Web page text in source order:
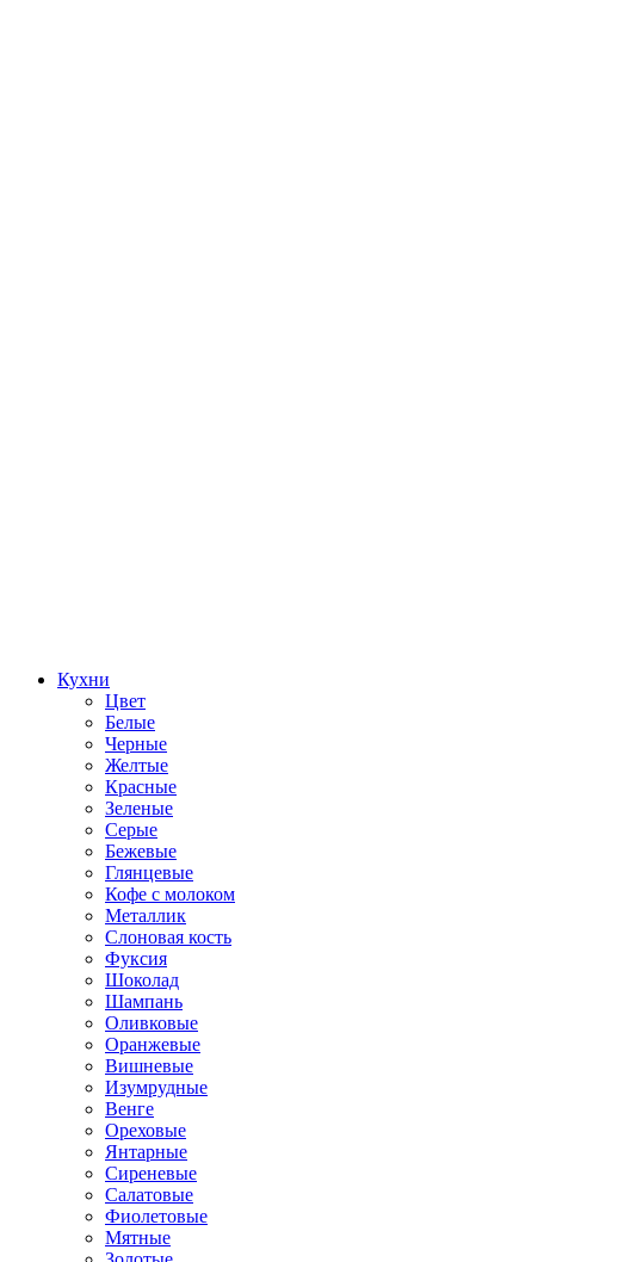
Кухни
Цвет
Белые
Черные
Желтые
Красные
Зеленые
Серые
Бежевые
Глянцевые
Кофе с молоком
Металлик
Слоновая кость
Фуксия
Шоколад
Шампань
Оливковые
Оранжевые
Вишневые
Изумрудные
Венге
Ореховые
Янтарные
Сиреневые
Салатовые
Фиолетовые
Мятные